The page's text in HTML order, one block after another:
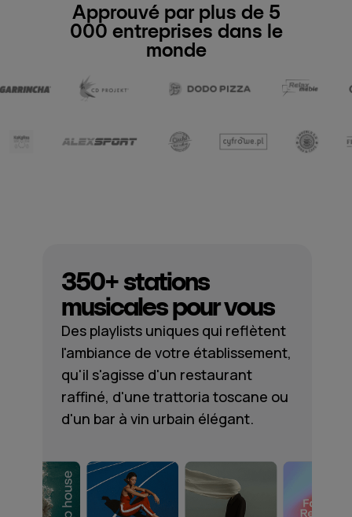
Approuvé par plus de 5
000 entreprises dans le
monde
350+ stations
musicales pour vous
Des playlists uniques qui reflètent
l'ambiance de votre établissement,
qu'il s'agisse d'un restaurant
raffiné, d'une trattoria toscane ou
d'un bar à vin urbain élégant.